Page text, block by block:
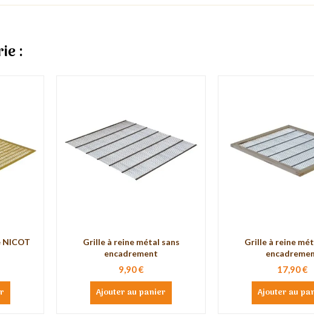
:
Grille à reine métal sans
encadrement
9,90 €
Ajouter au panier
Grille à reine
17,90 €
Ajouter au